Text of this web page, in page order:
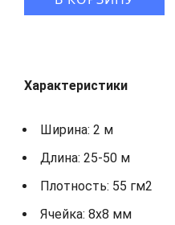
Характеристики
Ширина: 2 м
Длина: 25-50 м
Плотность: 55 гм2
Ячейка: 8х8 мм